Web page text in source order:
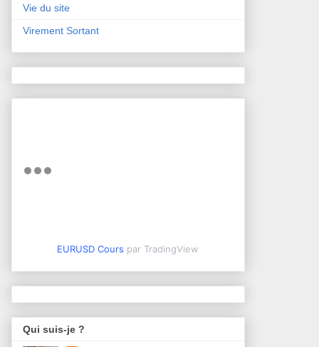
Vie du site
Virement Sortant
EURUSD Cours par TradingView
Qui suis-je ?